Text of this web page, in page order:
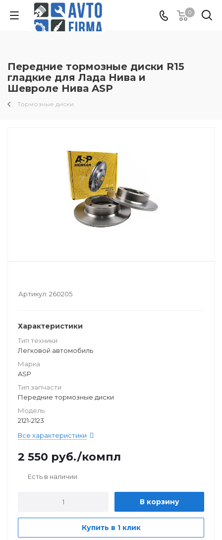
0
Передние тормозные диски R15
гладкие для Лада Нива и
Шевроле Нива ASP
Тормозные диски
Артикул: 260205
Характеристики
Тип техники
Легковой автомобиль
Марка
ASP
Тип запчасти
Передние тормозные диски
Модель
2121-2123
Все характеристики
2 550 руб./компл
Есть в наличии
В корзину
Купить в 1 клик